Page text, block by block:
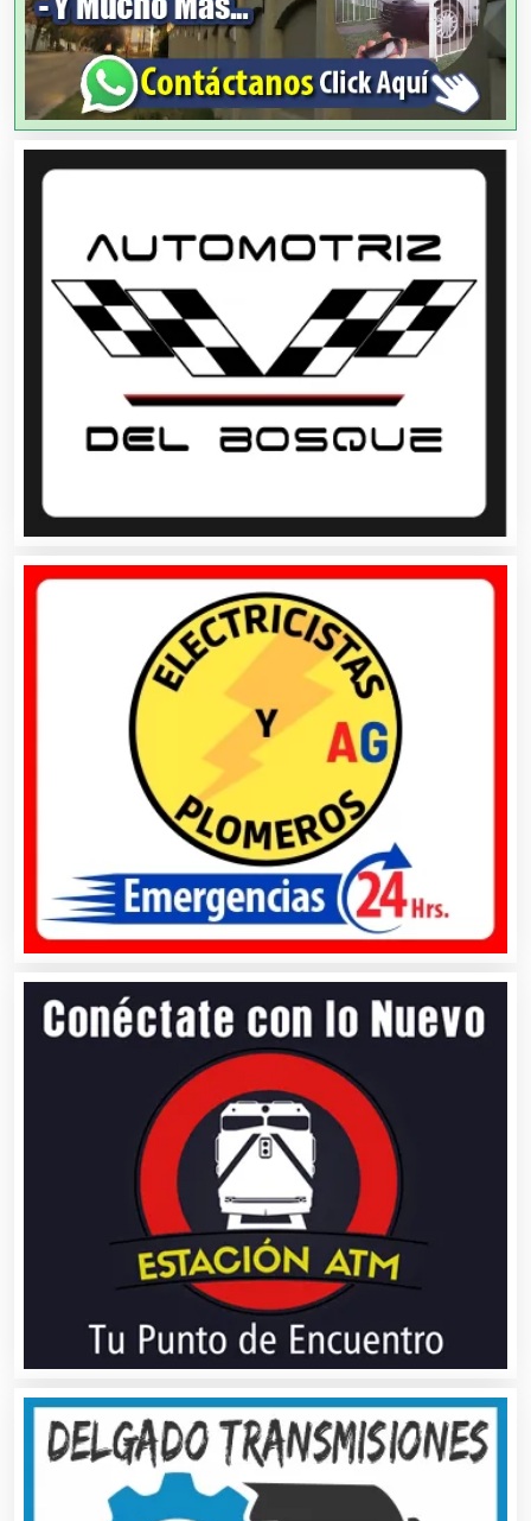
Animadores de Eventos
Aparatos y Equipos Eléctricos
Artes Gráficas
Artesanías
Artículos Deportivos
Artículos Importados
Artículos para el Hogar
Artículos para Regalos
Artículos Personales
Artículos Publicitarios
Aseguradoras
Asesores Técnicos
Asesoría Fiscal
Asilos